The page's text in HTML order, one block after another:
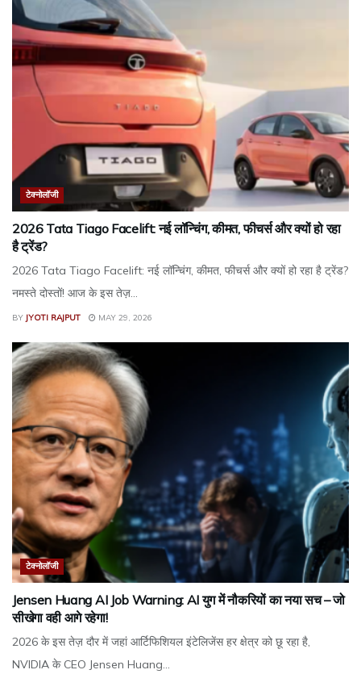
टेक्नोलॉजी
2026 Tata Tiago Facelift: नई लॉन्चिंग, कीमत, फीचर्स और क्यों हो रहा
है ट्रेंड?
2026 Tata Tiago Facelift: नई लॉन्चिंग, कीमत, फीचर्स और क्यों हो रहा है ट्रेंड?
नमस्ते दोस्तों! आज के इस तेज़...
BY JYOTI RAJPUT MAY 29, 2026
टेक्नोलॉजी
Jensen Huang AI Job Warning: AI युग में नौकरियों का नया सच – जो
सीखेगा वही आगे रहेगा!
2026 के इस तेज़ दौर में जहां आर्टिफिशियल इंटेलिजेंस हर क्षेत्र को छू रहा है,
NVIDIA के CEO Jensen Huang...